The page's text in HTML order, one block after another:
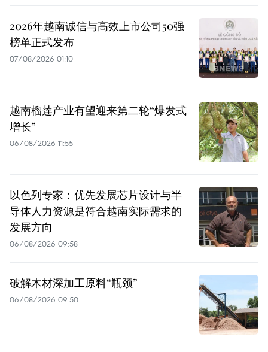
2026年越南诚信与高效上市公司50强
榜单正式发布
07/08/2026 01:10
越南榴莲产业有望迎来第二轮“爆发式
增长”
06/08/2026 11:55
以色列专家：优先发展芯片设计与半
导体人力资源是符合越南实际需求的
发展方向
06/08/2026 09:58
破解木材深加工原料“瓶颈”
06/08/2026 09:50